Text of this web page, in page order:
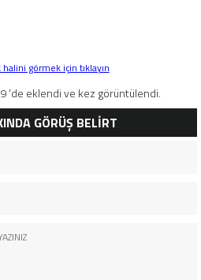
görmek için tıklayın
'de eklendi ve kez görüntülendi.
GÖRÜŞ BELİRT